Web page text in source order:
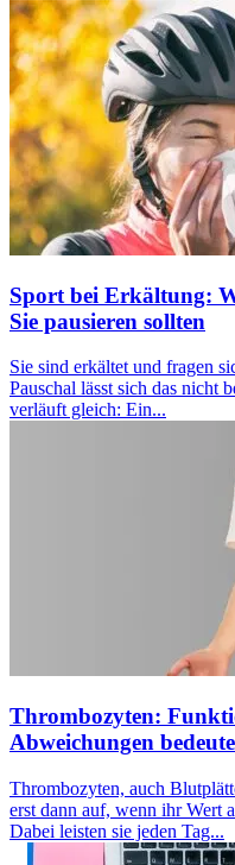
Sport bei Erkältung:
Sie pausieren sollten
Sie sind erkältet und fragen
Pauschal lässt sich das nicht
verläuft gleich: Ein...
Thrombozyten:
Abweichungen
Thrombozyten, auch
erst dann auf, wenn ihr Wert
Dabei leisten sie jeden Tag...